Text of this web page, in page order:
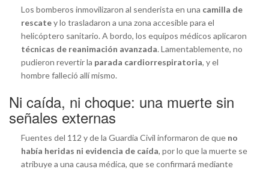
Los bomberos inmovilizaron al senderista en una camilla de
rescatey lo trasladaron a una zona accesible para el
helicóptero sanitario. A bordo, los equipos médicos aplicaron
técnicas de reanimación avanzada. Lamentablemente, no
pudieron revertir la parada cardiorrespiratoria, y el
hombre falleció allí mismo.
Ni caída, ni choque: una muerte sin
señales externas
Fuentes del 112 y de la Guardia Civil informaron de que no
había heridas ni evidencia de caída, por lo que la muerte se
atribuye a una causa médica, que se confirmará mediante